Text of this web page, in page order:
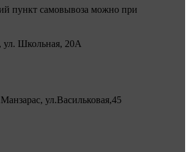
пункт самовывоза можно при
ул. Школьная, 20А
ул.Васильковая,45